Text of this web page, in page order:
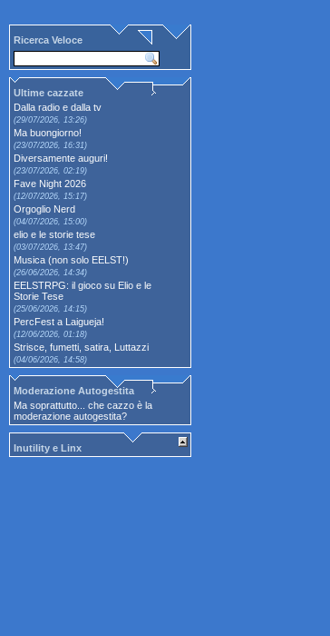
Ricerca Veloce
Ultime cazzate
Dalla radio e dalla tv
(29/07/2026, 13:26)
Ma buongiorno!
(23/07/2026, 16:31)
Diversamente auguri!
(23/07/2026, 02:19)
Fave Night 2026
(12/07/2026, 15:17)
Orgoglio Nerd
(04/07/2026, 15:00)
elio e le storie tese
(03/07/2026, 13:47)
Musica (non solo EELST!)
(26/06/2026, 14:34)
EELSTRPG: il gioco su Elio e le
Storie Tese
(25/06/2026, 14:15)
PercFest a Laigueja!
(12/06/2026, 01:18)
Strisce, fumetti, satira, Luttazzi
(04/06/2026, 14:58)
Moderazione Autogestita
Ma soprattutto... che cazzo è la
moderazione autogestita?
Inutility e Linx